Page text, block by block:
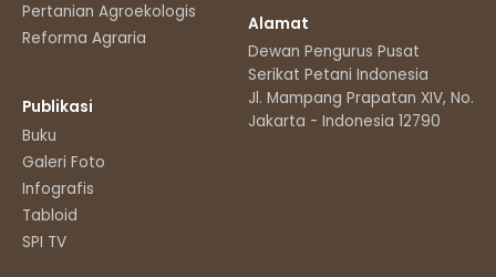
Pertanian Agroekologis
Reforma Agraria
Publikasi
Buku
Galeri Foto
Infografis
Tabloid
SPI TV
Alamat
Dewan Pengurus Pusat
Serikat Petani Indonesia
Jl. Mampang Prapatan XIV, No.11
Jakarta - Indonesia 12790